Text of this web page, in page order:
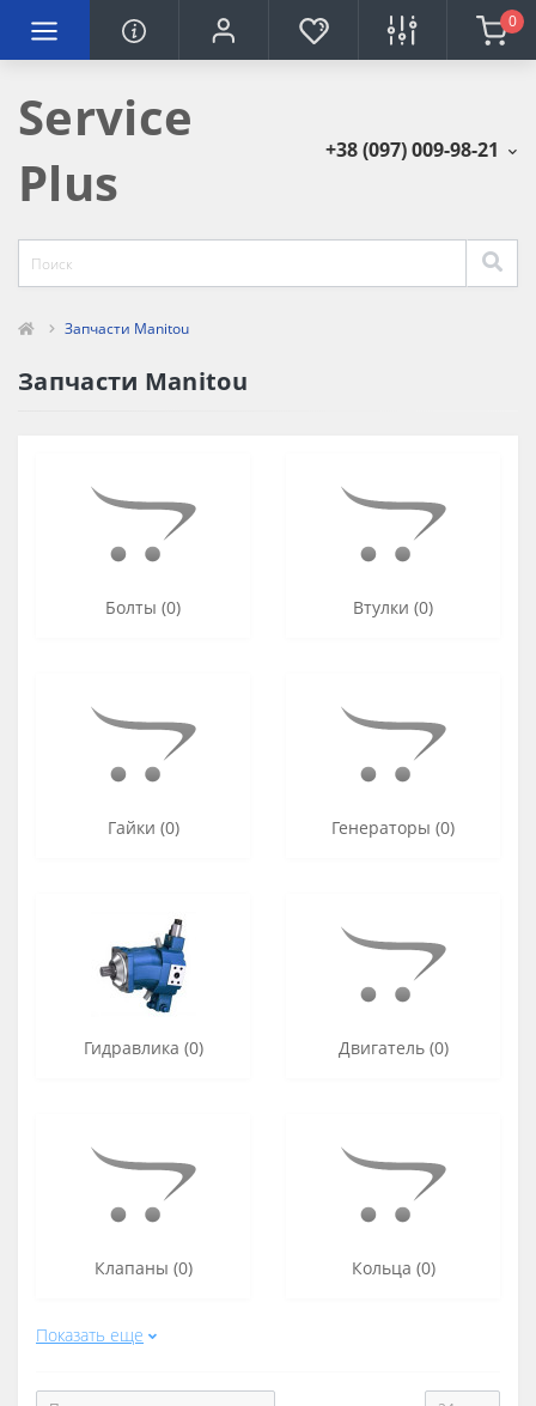
0
Service
Plus
+38 (097) 009-98-21
Запчасти Manitou
Запчасти Manitou
Болты (0) Втулки (0)
Гайки (0) Генераторы (0)
Гидравлика (0) Двигатель (0)
Клапаны (0) Кольца (0)
Показать еще